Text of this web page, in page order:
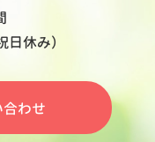
休み）
合わせ